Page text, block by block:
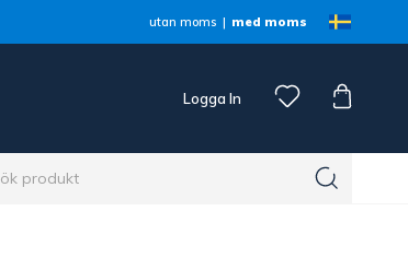
utan moms med moms
Logga In